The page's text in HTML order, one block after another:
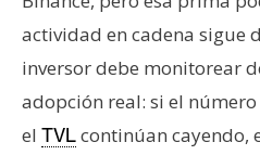
actividad en cadena sigue
inversor debe monitorear
adopción real: si el
el TVLcontinúan cayendo,